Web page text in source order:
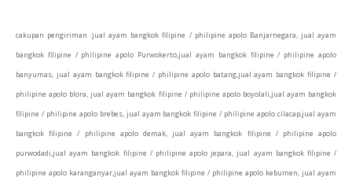
cakupan pengiriman :jual ayam bangkok filipine / philipine apolo Banjarnegara, jual ayam
bangkok filipine / philipine apolo Purwokerto,jual ayam bangkok filipine / philipine apolo
banyumas, jual ayam bangkok filipine / philipine apolo batang,jual ayam bangkok filipine /
philipine apolo blora, jual ayam bangkok filipine / philipine apolo boyolali,jual ayam bangkok
filipine / philipine apolo brebes, jual ayam bangkok filipine / philipine apolo cilacap,jual ayam
bangkok filipine / philipine apolo demak, jual ayam bangkok filipine / philipine apolo
purwodadi,jual ayam bangkok filipine / philipine apolo jepara, jual ayam bangkok filipine /
philipine apolo karanganyar,jual ayam bangkok filipine / philipine apolo kebumen, jual ayam